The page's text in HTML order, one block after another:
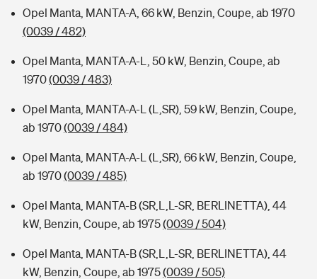
Opel Manta, MANTA-A, 66 kW, Benzin, Coupe, ab 1970
(0039 / 482)
Opel Manta, MANTA-A-L, 50 kW, Benzin, Coupe, ab
1970(0039 / 483)
Opel Manta, MANTA-A-L (L,SR), 59 kW, Benzin, Coupe,
ab 1970(0039 / 484)
Opel Manta, MANTA-A-L (L,SR), 66 kW, Benzin, Coupe,
ab 1970(0039 / 485)
Opel Manta, MANTA-B (SR,L,L-SR, BERLINETTA), 44
kW, Benzin, Coupe, ab 1975(0039 / 504)
Opel Manta, MANTA-B (SR,L,L-SR, BERLINETTA), 44
kW, Benzin, Coupe, ab 1975(0039 / 505)